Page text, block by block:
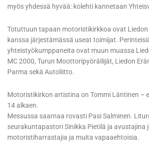
myös yhdessä hyvää: kolehti kannetaan
Totuttuun tapaan motoristikirkkoa ovat
kanssa järjestämässä useat toimijat.
yhteistyökumppaneita ovat muun muassa
MC 2000, Turun Moottoripyöräilijät, Liedon
Parma sekä Autoliitto.
Motoristikirkon artistina on Tommi Läntinen –
14 alkaen.
Messussa saarnaa rovasti Pasi Salminen.
seurakuntapastori Sinikka Pietilä ja avustajina
motoristiharrastajia ja muita vapaaehtoisia.